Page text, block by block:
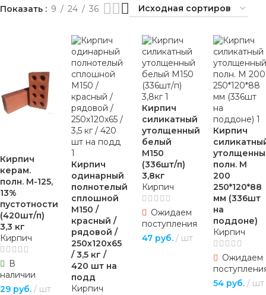
Показать
9 24 36
Кирпич
керам.
полн. М-125,
13%
пустотности
(420шт/п)
3,3 кг
Кирпич
В
наличии
29 руб. шт
Кирпич
одинарный
полнотелый
сплошной
М150 /
красный /
рядовой /
250х120х65
/ 3,5 кг /
420 шт на
подд
Кирпич
Кирпич
силикатный
утолщенный
белый
М150
(336шт/п)
3,8кг
Кирпич
Ожидаем
поступления
47 руб. шт
Кирпич
полн. М
200
250*120*88
мм (336шт
на
поддоне)
Кирпич
Ожидаем
54руб. шт